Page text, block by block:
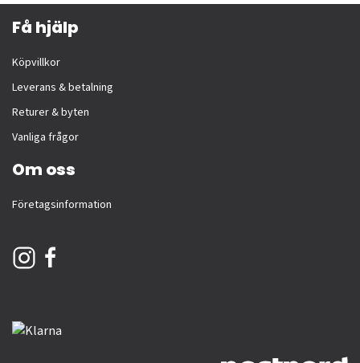
Få hjälp
Köpvillkor
Leverans & betalning
Returer & byten
Vanliga frågor
Om oss
Företagsinformation